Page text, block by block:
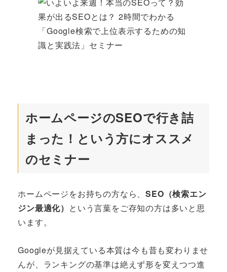
ホームページのSEOで行き詰
まった！という方にオススメ
のセミナー
ホームページをお持ちの方なら、SEO（検索エン
ジン最適化） という言葉をご存知の方は多いと思
います。
Googleが見据えている本質は今も昔も変わりませ
んが、ランキングの基準は絶えず形を変えつつ進